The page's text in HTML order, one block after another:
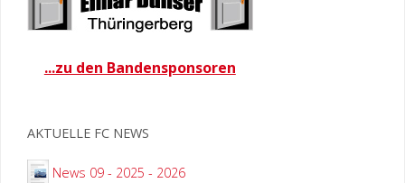
...zu den Bandensponsoren
AKTUELLE FC NEWS
News 09 - 2025 - 2026